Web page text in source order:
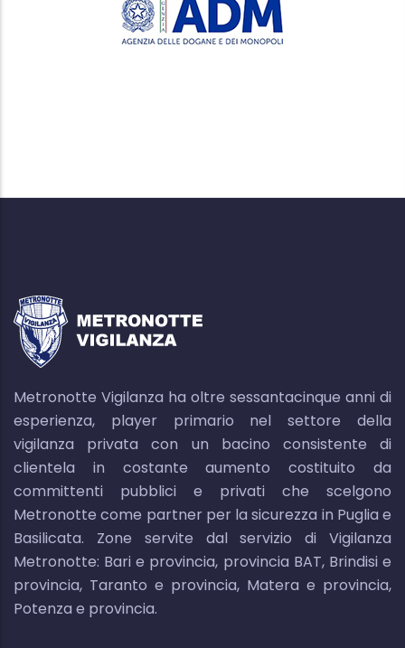
Metronotte Vigilanza ha oltre sessantacinque anni di
esperienza, player primario nel settore della
vigilanza privata con un bacino consistente di
clientela in costante aumento costituito da
committenti pubblici e privati che scelgono
Metronotte come partner per la sicurezza in Puglia e
Basilicata. Zone servite dal servizio di Vigilanza
Metronotte: Bari e provincia, provincia BAT, Brindisi e
provincia, Taranto e provincia, Matera e provincia,
Potenza e provincia.